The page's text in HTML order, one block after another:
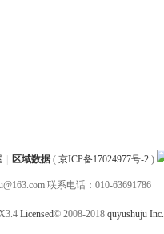
区域数据( 京ICP备17024977号-2)
联系电话：010-63691786
Licensed© 2008-2018 quyushuju Inc.